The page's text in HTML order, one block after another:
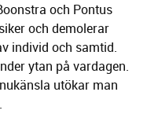
och Pontus
och demolerar
individ och samtid.
ytan på vardagen.
utökar man